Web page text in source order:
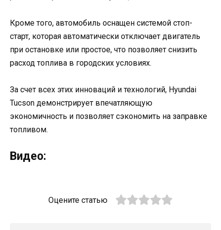
Кроме того, автомобиль оснащен системой стоп-
старт, которая автоматически отключает двигатель
при остановке или простое, что позволяет снизить
расход топлива в городских условиях.
За счет всех этих инноваций и технологий, Hyundai
Tucson демонстрирует впечатляющую
экономичность и позволяет сэкономить на заправке
топливом.
Видео:
Оцените статью